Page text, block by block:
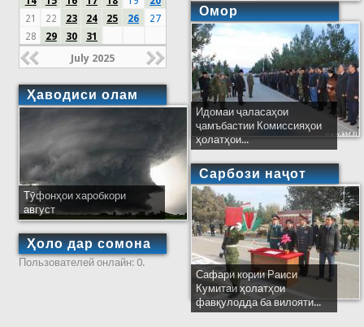
21
22 23 24 25 26
27
28
29 30 31
July 2025
Ҳаводиси олам
Тӯфонҳои харобкори
август
Ҳоло дар сомона
Пользователей онлайн: 0.
Омор
Идомаи ҷаласаҳои
ҷамъбастии Комиссияҳои
ҳолатҳои...
Сарбози наҷот
Сафари кории Раиси
Кумитаи ҳолатҳои
фавқулодда ба вилояти...